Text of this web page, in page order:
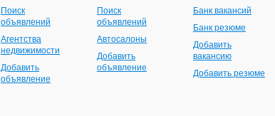
Поиск
объявлений
Агентства
недвижимости
Добавить
объявление
Поиск
объявлений
Автосалоны
Добавить
объявление
Банк вакансий
Банк резюме
Добавить
вакансию
Добавить резюме